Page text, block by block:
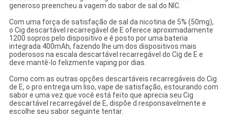
generoso preencheu a vagem do sabor de sal do NIC.
Com uma força de satisfação de sal da nicotina de 5% (50mg),
o Cig descartável recarregável de E oferece aproximadamente
1200 sopros pelo dispositivo e é posto por uma bateria
integrada 400mAh, fazendo lhe um dos dispositivos mais
poderosos na escala descartável recarregável do Cig de E e
deve mantê-lo felizmente vaping por dias.
Como com as outras opções descartáveis recarregáveis do Cig
de E, o pro entrega um liso, vape de satisfação, estourando com
sabor e uma vez que você está feito que aprecia seu Cig
descartável recarregável de E, dispõe d responsavelmente e
escolhe seu sabor seguinte tentar.